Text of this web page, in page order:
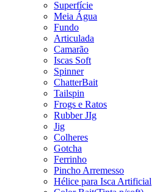
Superfície
Meia Água
Fundo
Articulada
Camarão
Iscas Soft
Spinner
ChatterBait
Tailspin
Frogs e Ratos
Rubber JIg
Jig
Colheres
Gotcha
Ferrinho
Pincho Arremesso
Hélice para Isca Artificial